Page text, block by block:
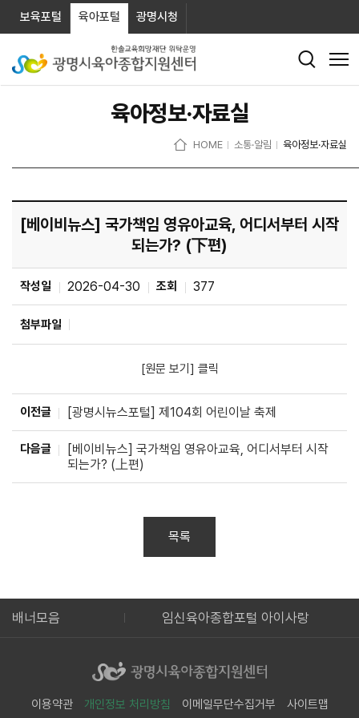
보육포털 육아포털 광명시청
육아정보·자료실
HOME 소통·알림 육아정보·자료실
[베이비뉴스] 국가책임 영유아교육, 어디서부터 시작
되는가? (下편)
작성일 2026-04-30 조회 377
첨부파일
[원문 보기] 클릭
이전글 [광명시뉴스포털] 제104회 어린이날 축제
다음글
[베이비뉴스] 국가책임 영유아교육, 어디서부터 시작
되는가? (上편)
목록
배너모음
지원센터 웹진 임신육아종합포털 아이사랑
이용약관 개인정보 처리방침 이메일무단수집거부 사이트맵